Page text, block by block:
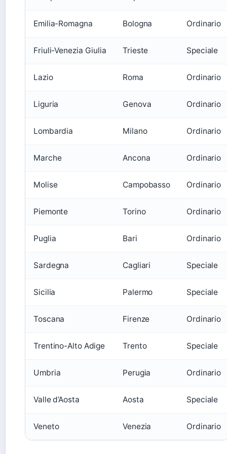
Emilia-Romagna Bologna Ordinario
Friuli-Venezia Giulia Trieste Speciale
Lazio Roma Ordinario
Liguria Genova Ordinario
Lombardia Milano Ordinario
Marche Ancona Ordinario
Molise Campobasso Ordinario
Piemonte Torino Ordinario
Puglia Bari Ordinario
Sardegna Cagliari Speciale
Sicilia Palermo Speciale
Toscana Firenze Ordinario
Trentino-Alto Adige Trento Speciale
Umbria Perugia Ordinario
Valle d’Aosta Aosta Speciale
Veneto Venezia Ordinario